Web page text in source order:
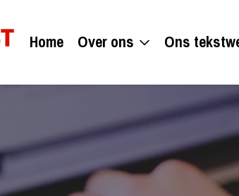
Home Over ons Ons